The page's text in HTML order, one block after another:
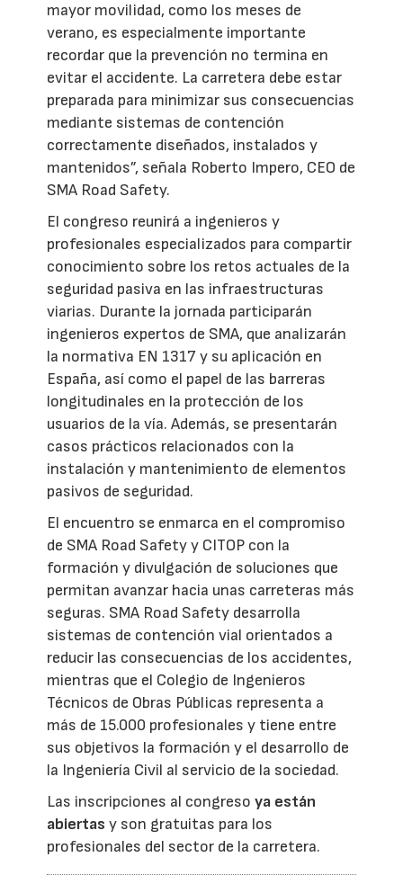
mayor movilidad, como los meses de
verano, es especialmente importante
recordar que la prevención no termina en
evitar el accidente. La carretera debe estar
preparada para minimizar sus consecuencias
mediante sistemas de contención
correctamente diseñados, instalados y
mantenidos”, señala Roberto Impero, CEO de
SMA Road Safety.
El congreso reunirá a ingenieros y
profesionales especializados para compartir
conocimiento sobre los retos actuales de la
seguridad pasiva en las infraestructuras
viarias. Durante la jornada participarán
ingenieros expertos de SMA, que analizarán
la normativa EN 1317 y su aplicación en
España, así como el papel de las barreras
longitudinales en la protección de los
usuarios de la vía. Además, se presentarán
casos prácticos relacionados con la
instalación y mantenimiento de elementos
pasivos de seguridad.
El encuentro se enmarca en el compromiso
de SMA Road Safety y CITOP con la
formación y divulgación de soluciones que
permitan avanzar hacia unas carreteras más
seguras. SMA Road Safety desarrolla
sistemas de contención vial orientados a
reducir las consecuencias de los accidentes,
mientras que el Colegio de Ingenieros
Técnicos de Obras Públicas representa a
más de 15.000 profesionales y tiene entre
sus objetivos la formación y el desarrollo de
la Ingeniería Civil al servicio de la sociedad.
Las inscripciones al congresoya están
abiertas y son gratuitas para los
profesionales del sector de la carretera.